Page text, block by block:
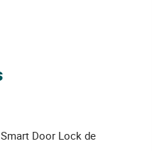
Door Lock de